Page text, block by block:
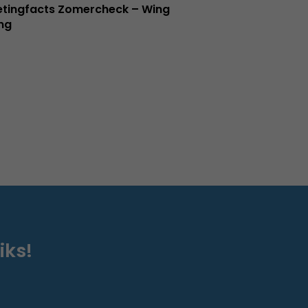
Zomercheck – Wing